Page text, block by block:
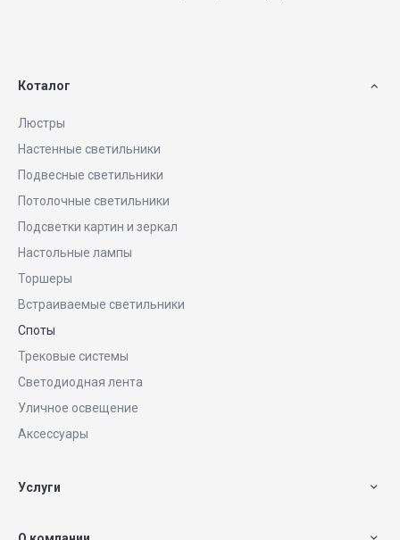
Коталог
Люстры
Настенные светильники
Подвесные светильники
Потолочные светильники
Подсветки картин и зеркал
Настольные лампы
Торшеры
Встраиваемые светильники
Споты
Трековые системы
Светодиодная лента
Уличное освещение
Аксессуары
Услуги